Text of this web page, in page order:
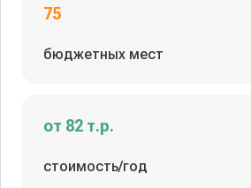
75
бюджетных мест
от 82 т.р.
стоимость/год